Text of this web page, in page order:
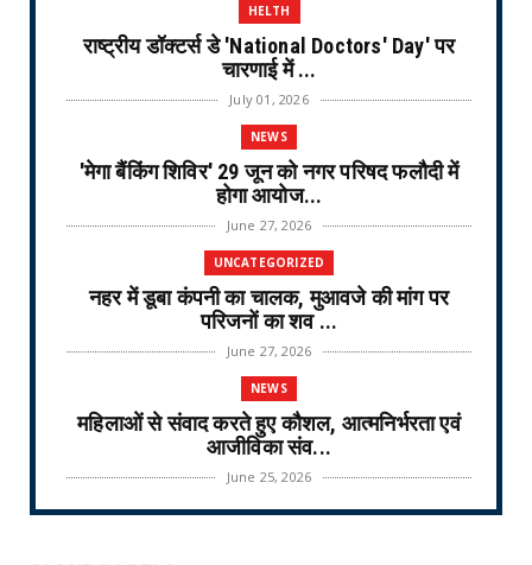
HELTH
राष्ट्रीय डॉक्टर्स डे 'National Doctors' Day' पर
चारणाई में ...
July 01, 2026
NEWS
'मेगा बैंकिंग शिविर' 29 जून को नगर परिषद फलौदी में
होगा आयोज...
June 27, 2026
UNCATEGORIZED
नहर में डूबा कंपनी का चालक, मुआवजे की मांग पर
परिजनों का शव ...
June 27, 2026
NEWS
महिलाओं से संवाद करते हुए कौशल, आत्मनिर्भरता एवं
आजीविका संव...
June 25, 2026
NEWS